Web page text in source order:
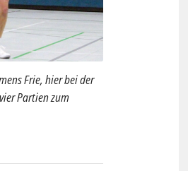
Frie, hier bei der
Partien zum